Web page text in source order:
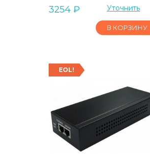
3254 ₽ Уточнить
В КОРЗИНУ
EOL!